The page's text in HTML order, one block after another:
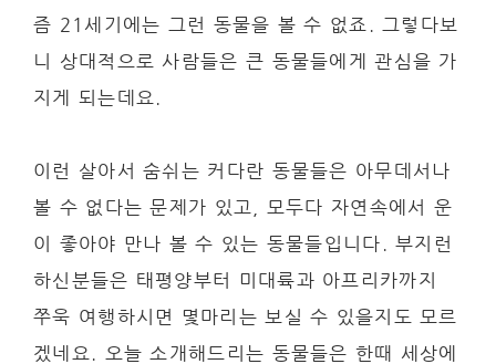
즘 21세기에는 그런 동물을 볼 수 없죠. 그렇다보
니 상대적으로 사람들은 큰 동물들에게 관심을 가
지게 되는데요.
이런 살아서 숨쉬는 커다란 동물들은 아무데서나
볼 수 없다는 문제가 있고, 모두다 자연속에서 운
이 좋아야 만나 볼 수 있는 동물들입니다. 부지런
하신분들은 태평양부터 미대륙과 아프리카까지
쭈욱 여행하시면 몇마리는 보실 수 있을지도 모르
겠네요. 오늘 소개해드리는 동물들은 한때 세상에